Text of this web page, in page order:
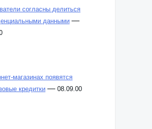
согласны делиться
данными —
магазинах появятся
кредитки — 08.09.00